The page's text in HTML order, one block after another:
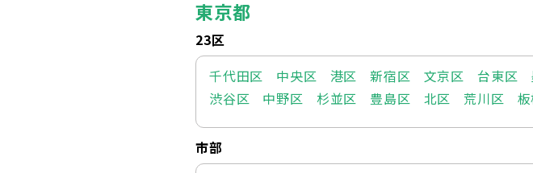
東京都
23区
千代田区
中央区 港区 新宿区 文京区 台東区
渋谷区
中野区 杉並区 豊島区 北区 荒川区
市部